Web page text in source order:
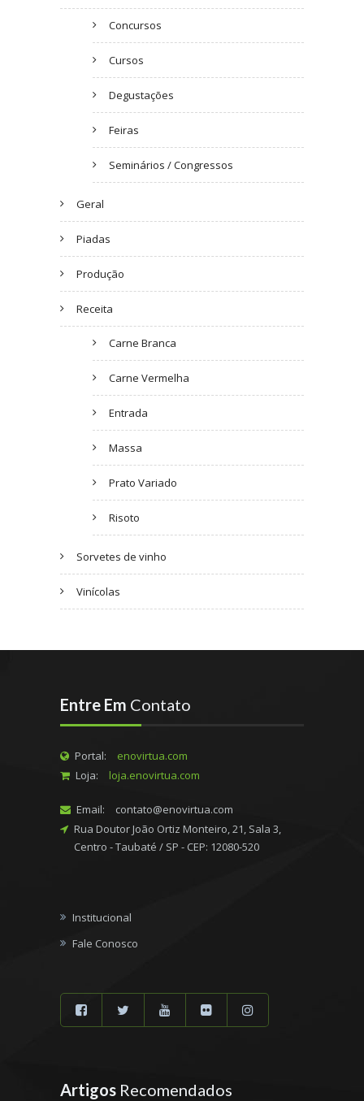
Concursos
Cursos
Degustações
Feiras
Seminários / Congressos
Geral
Piadas
Produção
Receita
Carne Branca
Carne Vermelha
Entrada
Massa
Prato Variado
Risoto
Sorvetes de vinho
Vinícolas
Entre Em Contato
Portal:
enovirtua.com
Loja:
loja.enovirtua.com
Email:
contato@enovirtua.com
Rua Doutor João Ortiz Monteiro, 21, Sala 3,
Centro - Taubaté / SP - CEP: 12080-520
Institucional
Fale Conosco
Artigos Recomendados